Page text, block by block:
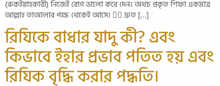
(রুকইয়াহকারী) নিজেই রোগ ভালো করে দেন। অথচ প্রকৃত শিফা একমাত্র
আল্লাহ তাআলার পক্ষ থেকেই আসে। ২️⃣ দ্রুত […]
রিযিকে বাধার যাদু কী? এবং
কিভাবে ইহার প্রভাব পতিত হয় এবং
রিযিক বৃদ্ধি করার পদ্ধতি।